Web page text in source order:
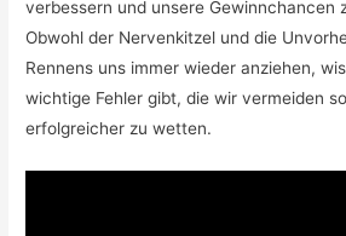
verbessern und unsere Gewinnchancen
Obwohl der Nervenkitzel und die
Rennens uns immer wieder anziehen,
wichtige Fehler gibt, die wir vermeiden
erfolgreicher zu wetten.